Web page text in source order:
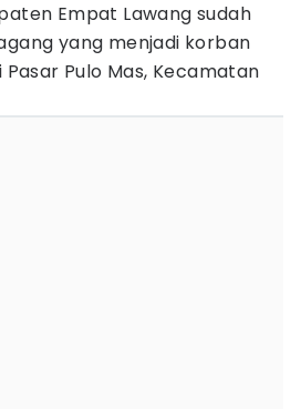
Empat Lawang sudah
yang menjadi korban
Pulo Mas, Kecamatan